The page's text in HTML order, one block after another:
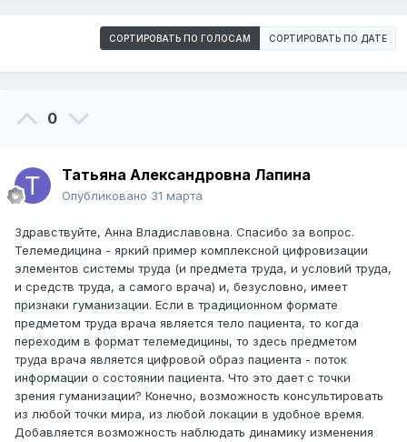
СОРТИРОВАТЬ ПО ГОЛОСАМ СОРТИРОВАТЬ ПО ДАТЕ
0
Татьяна Александровна Лапина
Опубликовано 31 марта
Здравствуйте, Анна Владиславовна. Спасибо за вопрос.
Телемедицина - яркий пример комплексной цифровизации
элементов системы труда (и предмета труда, и условий труда,
и средств труда, а самого врача) и, безусловно, имеет
признаки гуманизации. Если в традиционном формате
предметом труда врача является тело пациента, то когда
переходим в формат телемедицины, то здесь предметом
труда врача является цифровой образ пациента - поток
информации о состоянии пациента. Что это дает с точки
зрения гуманизации? Конечно, возможность консультировать
из любой точки мира, из любой локации в удобное время.
Добавляется возможность наблюдать динамику изменения